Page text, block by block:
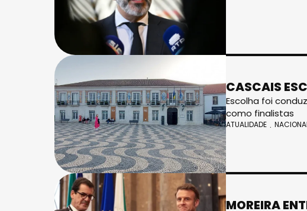
CASCAIS
Escolha foi
como finalistas
ATUALIDADE
MOREIRA